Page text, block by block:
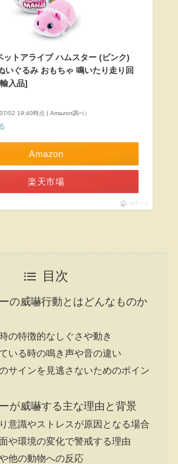
トアライブ ハムスター (ピンク)
いぐるみ おもちゃ 鳴いたり走り回
入品]
02 19:40時点 | Amazon調べ）
Amazon
楽天市場
ポチップ
目次
の威嚇行動とはどんなものか
の特徴的なしぐさや動き
いる時の鳴き声や音の違い
サインを見逃さないためのポイン
が威嚇する主な理由と背景
意識やストレスが原因となる場合
や環境の変化で警戒する理由
他の動物への反応